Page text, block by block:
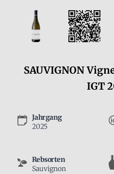
SAUVIGNON
IGT
Jahrgang
2025
Rebsorten
Sauvignon